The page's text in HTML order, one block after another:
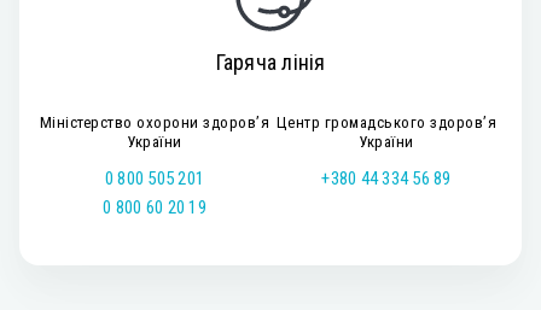
Гаряча лінія
Міністерство охорони здоров’я
України
0 800 505 201
0 800 60 20 19
Центр громадського здоров’я
України
+380 44 334 56 89